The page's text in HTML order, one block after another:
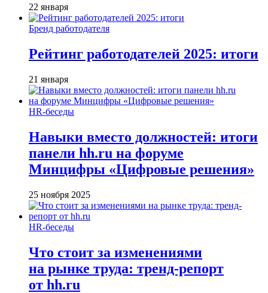
22 января
Бренд работодателя
Рейтинг работодателей 2025: итоги
21 января
HR-беседы
Навыки вместо должностей: итоги
панели hh.ru на форуме
Минцифры «Цифровые решения»
25 ноября 2025
HR-беседы
Что стоит за изменениями
на рынке труда: тренд-репорт
от hh.ru